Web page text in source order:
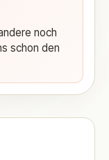
noch
schon den